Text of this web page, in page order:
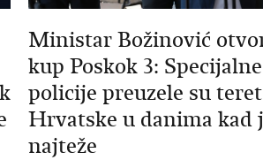
Ministar Božinović
kup Poskok 3:
policije preuzele su
Hrvatske u danima kad
najteže